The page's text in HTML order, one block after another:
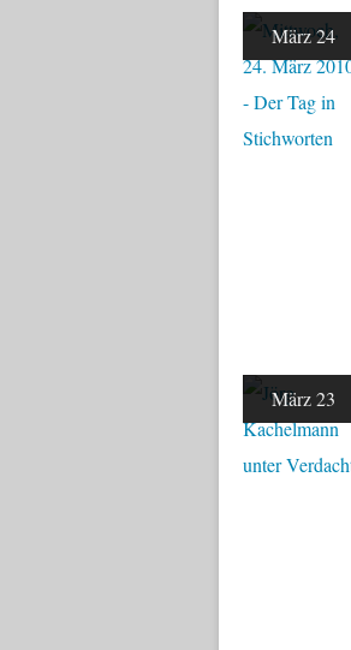
März 24
März 23